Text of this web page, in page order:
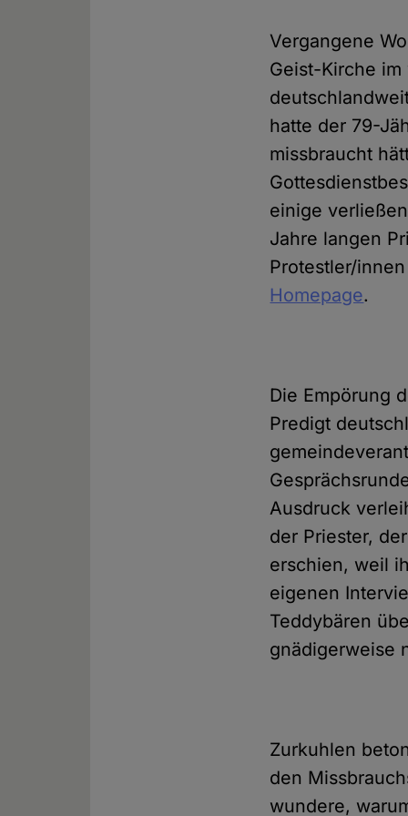
Vergangene
Geist-Kirche
hatte der 79-
missbraucht
einige
Jahre langen
Protestler/
Homepage.
Die Empörung
Predigt
Ausdruck
der Priester,
erschien, weil
eigenen
Teddybären
gnädigerweise
Zurkuhlen
den
wundere,